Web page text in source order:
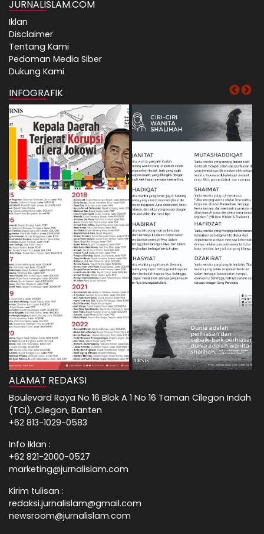
JURNALISLAM.COM
Iklan
Disclaimer
Tentang Kami
Pedoman Media Siber
Dukung Kami
INFOGRAFIK
ALAMAT REDAKSI
Boulevard Raya No 16 Blok A 1 No 16 Taman Cilegon Indah
(TCI), Cilegon, Banten
+62 813-1029-0583
Info Iklan :
+62 821-2000-0527
marketing@jurnalislam.com
Kirim tulisan :
redaksi.jurnalislam@gmail.com
newsroom@jurnalislam.com